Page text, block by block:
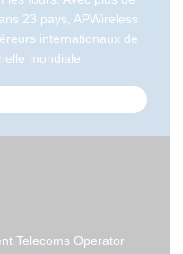
23 pays, APWireless
internationaux de
mondiale.
Telecoms Operator